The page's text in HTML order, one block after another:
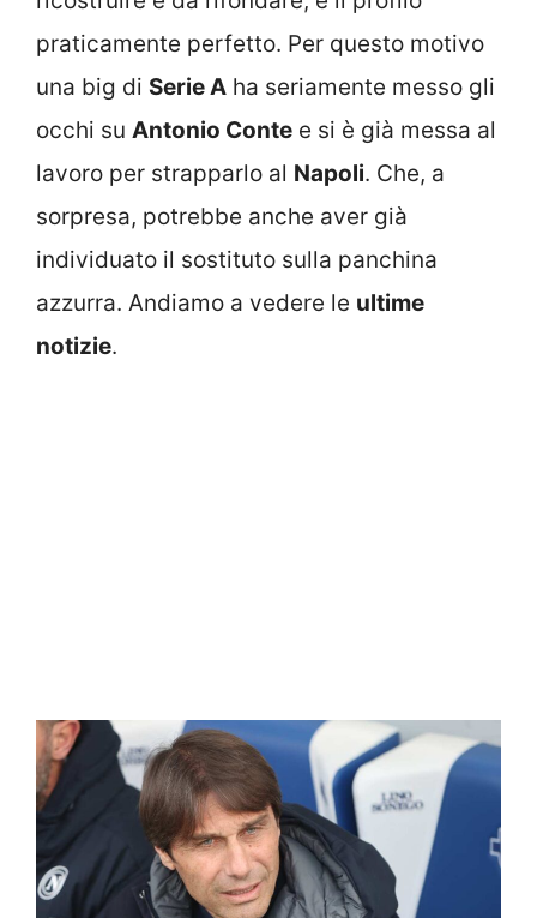
praticamente perfetto. Per questo motivo
una big di Serie A ha seriamente messo gli
occhi su Antonio Conte e si è già messa al
lavoro per strapparlo al Napoli. Che, a
sorpresa, potrebbe anche aver già
individuato il sostituto sulla panchina
azzurra. Andiamo a vedere le ultime
notizie.